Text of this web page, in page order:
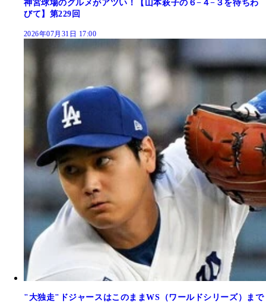
神宮球場のグルメがアツい！【山本萩子の６−４−３を待ちわ
びて】第229回
2026年07月31日 17:00
"大独走"ドジャースはこのままWS（ワールドシリーズ）まで